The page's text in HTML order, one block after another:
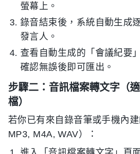
螢幕上。
錄音結束後，系統自動生成
發言人。
查看自動生成的「會議紀要
確認無誤後即可匯出。
步驟二：音訊檔案轉文字（
檔）
若你已有來自錄音筆或手機內
MP3, M4A, WAV）：